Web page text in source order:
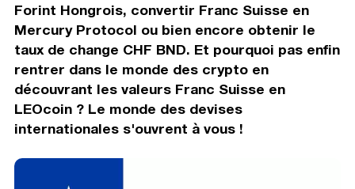
Forint Hongrois, convertir Franc Suisse en
Mercury Protocol ou bien encore obtenir le
taux de change CHF BND. Et pourquoi pas enfin
rentrer dans le monde des crypto en
découvrant les valeurs Franc Suisse en
LEOcoin ? Le monde des devises
internationales s'ouvrent à vous !